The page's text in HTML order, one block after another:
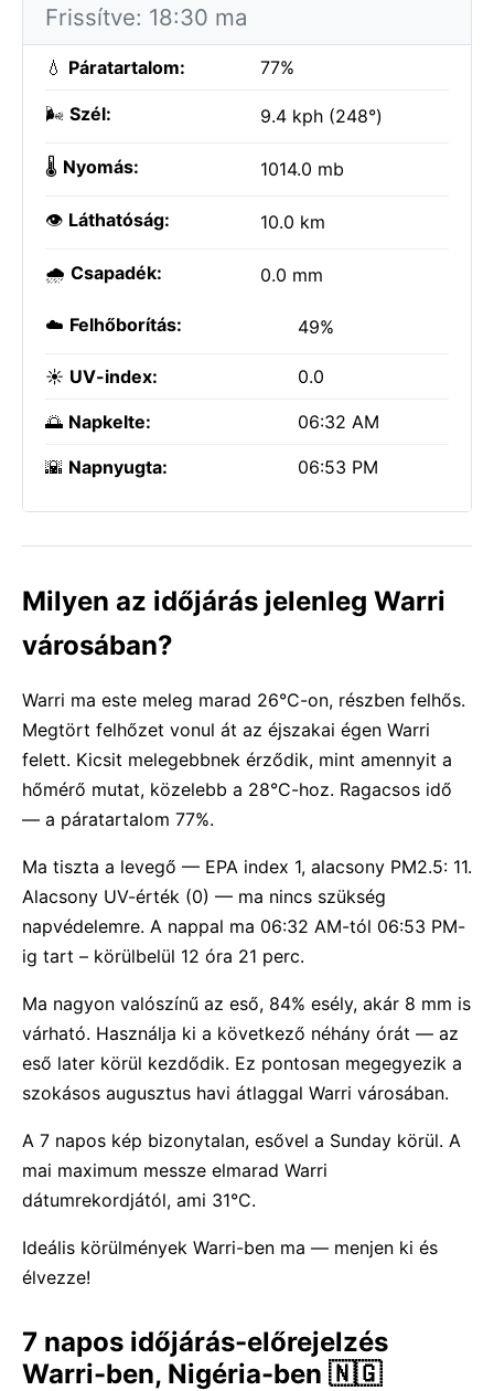
Frissítve: 18:30 ma
💧 Páratartalom: 77%
🌬️ Szél: 9.4 kph (248°)
🌡️ Nyomás: 1014.0 mb
👁️ Láthatóság: 10.0 km
🌧️ Csapadék: 0.0 mm
☁️ Felhőborítás: 49%
☀️ UV-index: 0.0
🌅 Napkelte: 06:32 AM
🌇 Napnyugta: 06:53 PM
Milyen az időjárás jelenleg Warri
városában?
Warri ma este meleg marad 26°C-on, részben felhős.
Megtört felhőzet vonul át az éjszakai égen Warri
felett. Kicsit melegebbnek érződik, mint amennyit a
hőmérő mutat, közelebb a 28°C-hoz. Ragacsos idő
— a páratartalom 77%.
Ma tiszta a levegő — EPA index 1, alacsony PM2.5: 11.
Alacsony UV-érték (0) — ma nincs szükség
napvédelemre. A nappal ma 06:32 AM-tól 06:53 PM-
ig tart – körülbelül 12 óra 21 perc.
Ma nagyon valószínű az eső, 84% esély, akár 8 mm is
várható. Használja ki a következő néhány órát — az
eső later körül kezdődik. Ez pontosan megegyezik a
szokásos augusztus havi átlaggal Warri városában.
A 7 napos kép bizonytalan, esővel a Sunday körül. A
mai maximum messze elmarad Warri
dátumrekordjától, ami 31°C.
Ideális körülmények Warri-ben ma — menjen ki és
élvezze!
7 napos időjárás-előrejelzés
Warri-ben, Nigéria-ben 🇳🇬